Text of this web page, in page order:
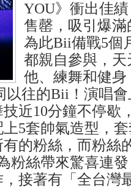
YOU》衝出佳
售罄，吸引爆
為此Bii備戰5個
都親自參與，
他、練舞和健
以往的Bii！演唱
近10分鐘不停歇
5套帥氣造型，
的粉絲，而粉絲
粉絲帶來驚喜連
接著有「全台灣